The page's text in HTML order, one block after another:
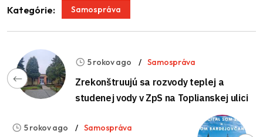
Kategórie: Samospráva
5 rokov ago Samospráva
Zrekonštruujú sa rozvody teplej a
studenej vody v ZpS na Toplianskej ulici
5 rokov ago Samospráva